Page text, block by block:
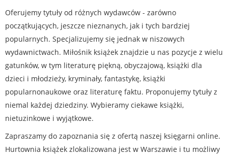
Oferujemy tytuły od różnych wydawców - zarówno
początkujących, jeszcze nieznanych, jak i tych bardziej
popularnych. Specjalizujemy się jednak w niszowych
wydawnictwach. Miłośnik książek znajdzie u nas pozycje z wielu
gatunków, w tym literaturę piękną, obyczajową, książki dla
dzieci i młodzieży, kryminały, fantastykę, książki
popularnonaukowe oraz literaturę faktu. Proponujemy tytuły z
niemal każdej dziedziny. Wybieramy ciekawe książki,
nietuzinkowe i wyjątkowe.
Zapraszamy do zapoznania się z ofertą naszej księgarni online.
Hurtownia książek zlokalizowana jest w Warszawie i tu możliwy